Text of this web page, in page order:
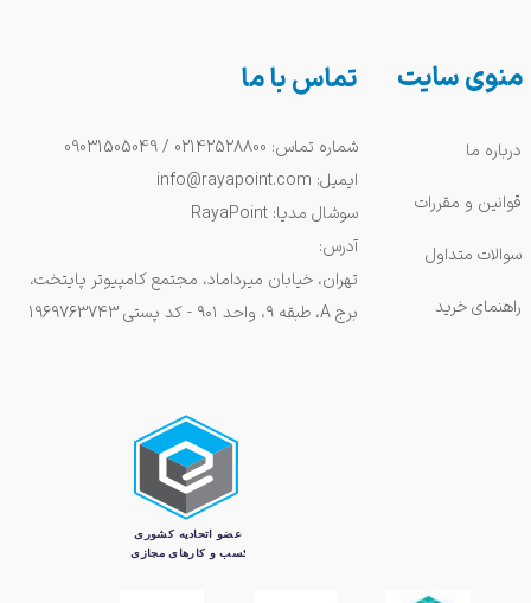
منوی سایت
درباره ما
قوانین و مقررات
سوالات متداول
راهنمای خرید
تماس با ما
شماره تماس: 02142528800 / 09031505049
ایمیل: info@rayapoint.com
سوشال مدیا: RayaPoint
آدرس:
تهران، خیابان میرداماد، مجتمع کامپیوتر پایتخت،
برج A، طبقه ۹، واحد ۹۰۱ - کد پستی 1969763743